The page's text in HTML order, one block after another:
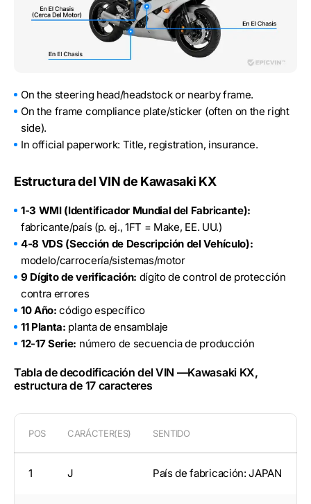
On the steering head/headstock or nearby frame.
On the frame compliance plate/sticker (often on the right
side).
In official paperwork: Title, registration, insurance.
Estructura del VIN de Kawasaki KX
1-3 WMI (Identificador Mundial del Fabricante):
fabricante/país (p. ej., 1FT = Make, EE. UU.)
4-8 VDS (Sección de Descripción del Vehículo):
modelo/carrocería/sistemas/motor
9 Dígito de verificación: dígito de control de protección
contra errores
10 Año: código específico
11 Planta: planta de ensamblaje
12-17 Serie: número de secuencia de producción
Tabla de decodificación del VIN —Kawasaki KX,
estructura de 17 caracteres
POS CARÁCTER(ES) SENTIDO
1 J País de fabricación: JAPAN